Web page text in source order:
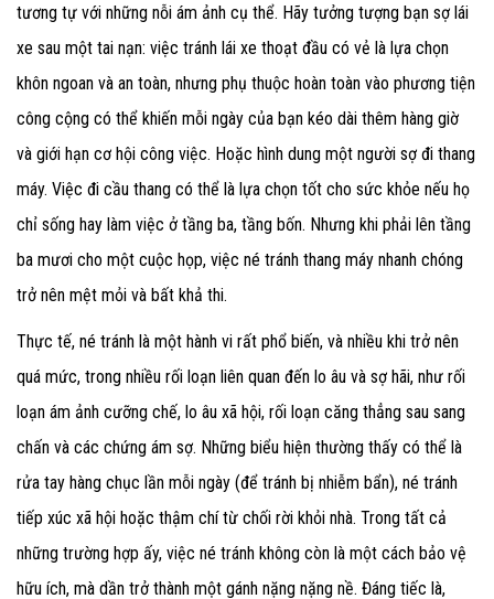
tương tự với những nỗi ám ảnh cụ thể. Hãy tưởng tượng bạn sợ lái
xe sau một tai nạn: việc tránh lái xe thoạt đầu có vẻ là lựa chọn
khôn ngoan và an toàn, nhưng phụ thuộc hoàn toàn vào phương tiện
công cộng có thể khiến mỗi ngày của bạn kéo dài thêm hàng giờ
và giới hạn cơ hội công việc. Hoặc hình dung một người sợ đi thang
máy. Việc đi cầu thang có thể là lựa chọn tốt cho sức khỏe nếu họ
chỉ sống hay làm việc ở tầng ba, tầng bốn. Nhưng khi phải lên tầng
ba mươi cho một cuộc họp, việc né tránh thang máy nhanh chóng
trở nên mệt mỏi và bất khả thi.
Thực tế, né tránh là một hành vi rất phổ biến, và nhiều khi trở nên
quá mức, trong nhiều rối loạn liên quan đến lo âu và sợ hãi, như rối
loạn ám ảnh cưỡng chế, lo âu xã hội, rối loạn căng thẳng sau sang
chấn và các chứng ám sợ. Những biểu hiện thường thấy có thể là
rửa tay hàng chục lần mỗi ngày (để tránh bị nhiễm bẩn), né tránh
tiếp xúc xã hội hoặc thậm chí từ chối rời khỏi nhà. Trong tất cả
những trường hợp ấy, việc né tránh không còn là một cách bảo vệ
hữu ích, mà dần trở thành một gánh nặng nặng nề. Đáng tiếc là,